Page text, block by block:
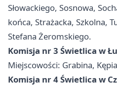
Słowackiego, Sosnowa,
końca, Strażacka, Szkolna,
Stefana Żeromskiego.
Komisja nr 3 Świetlica w
Miejscowości: Grabina,
Komisja nr 4 Świetlica w